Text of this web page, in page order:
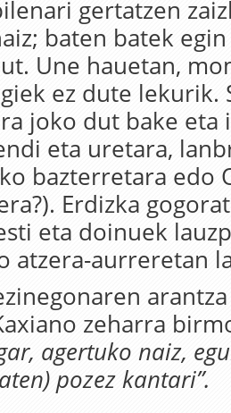
gertatzen
baten batek
Une hauetan,
ez dute lekurik.
joko dut bake eta
eta uretara,
bazterretara edo
Erdizka
eta doinuek
atzera-aurreretan
zeharra
agertuko naiz,
pozez kantari”.